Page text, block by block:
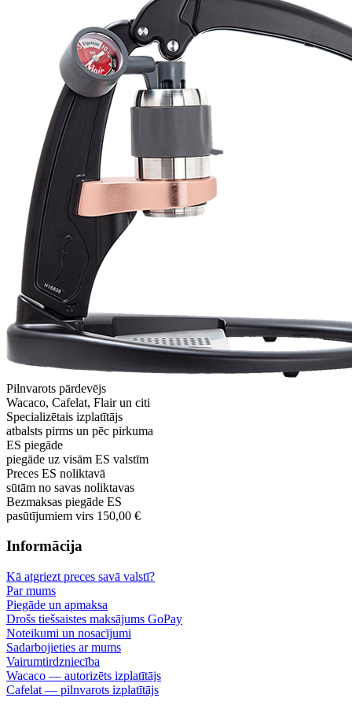
Pilnvarots pārdevējs
Wacaco, Cafelat, Flair un citi
Specializētais izplatītājs
atbalsts pirms un pēc pirkuma
ES piegāde
piegāde uz visām ES valstīm
Preces ES noliktavā
sūtām no savas noliktavas
Bezmaksas piegāde ES
pasūtījumiem virs 150,00 €
Informācija
Kā atgriezt preces savā valstī?
Par mums
Piegāde un apmaksa
Drošs tiešsaistes maksājums GoPay
Noteikumi un nosacījumi
Sadarbojieties ar mums
Vairumtirdzniecība
Wacaco — autorizēts izplatītājs
Cafelat — pilnvarots izplatītājs